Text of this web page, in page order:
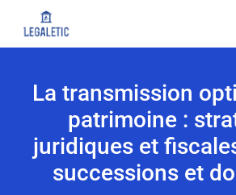
La transmission
patrimoine :
juridiques et
successions et